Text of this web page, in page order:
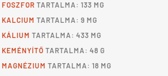
FOSZFOR TARTALMA: 133 MG
KALCIUM TARTALMA: 9 MG
KÁLIUM TARTALMA: 433 MG
KEMÉNYÍTŐ TARTALMA: 48 G
MAGNÉZIUM TARTALMA: 18 MG